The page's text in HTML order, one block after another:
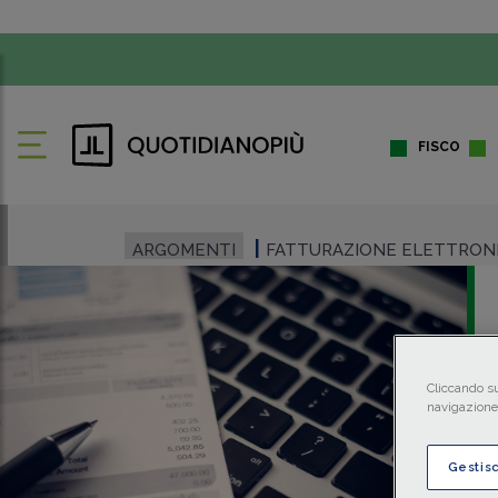
FISCO
ARGOMENTI FATTURAZIONE
Cliccando